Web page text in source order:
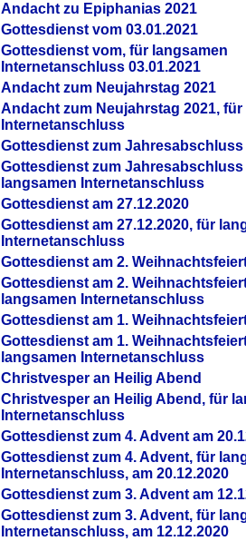
Andacht zu Epiphanias 2021
Gottesdienst vom 03.01.2021
Gottesdienst vom, für langsamen
Internetanschluss 03.01.2021
Andacht zum Neujahrstag 2021
Andacht zum Neujahrstag 2021,
Internetanschluss
Gottesdienst zum Jahresabschluss
Gottesdienst zum Jahresabschluss
langsamen Internetanschluss
Gottesdienst am 27.12.2020
Gottesdienst am 27.12.2020, für
Internetanschluss
Gottesdienst am 2.
Gottesdienst am 2.
langsamen Internetanschluss
Gottesdienst am 1.
Gottesdienst am 1.
langsamen Internetanschluss
Christvesper an Heilig Abend
Christvesper an Heilig Abend, für
Internetanschluss
Gottesdienst zum 4. Advent am
Gottesdienst zum 4. Advent, für
Internetanschluss, am 20.12.2020
Gottesdienst zum 3. Advent am
Gottesdienst zum 3. Advent, für
Internetanschluss, am 12.12.2020